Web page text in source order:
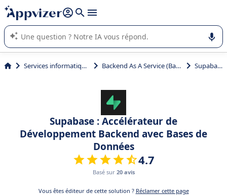
répondre (plusieurs lignes avec
L'IA de Appvizer vous guide dans l'utilisation ou la sélection de
logiciel SaaS en entreprise.
Services informatiques Backend As A Service (BaaS) Supabase
Supabase : Accélérateur de
Développement Backend avec Bases de
Données
4.7
Basé sur 20 avis
Vous êtes éditeur de cette solution ? Réclamer cette page